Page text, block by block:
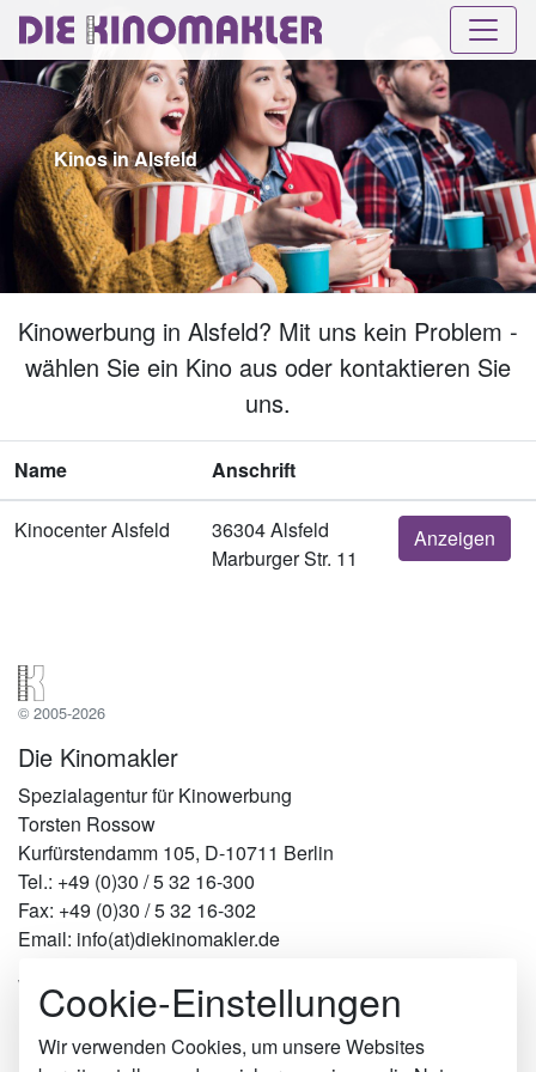
Kinos in Alsfeld
Kinowerbung in Alsfeld? Mit uns kein Problem -
wählen Sie ein Kino aus oder kontaktieren Sie
uns.
Name Anschrift
Kinocenter Alsfeld
36304 Alsfeld
Marburger Str. 11
Anzeigen
© 2005-2026
Die Kinomakler
Spezialagentur für Kinowerbung
Torsten Rossow
Kurfürstendamm 105, D-10711 Berlin
Tel.: +49 (0)30 / 5 32 16-300
Fax: +49 (0)30 / 5 32 16-302
Email: info(at)diekinomakler.de
Werben in Städten
Berlin
Hamburg
Cookie-Einstellungen
Wir verwenden Cookies, um unsere Websites